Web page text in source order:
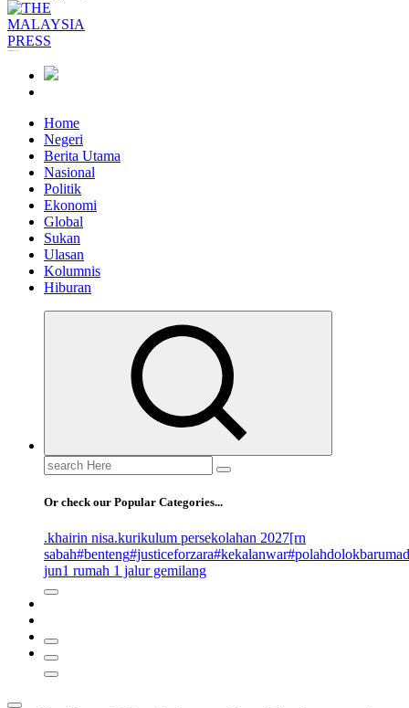
Home
Negeri
Berita Utama
Nasional
Politik
Ekonomi
Global
Sukan
Ulasan
Kolumnis
Hiburan
Search
for:
Or check our Popular Categories...
.khairin nisa.kurikulum persekolahan 2027[rn
sabah#benteng#justiceforzara#kekalanwar
jun1 rumah 1 jalur gemilang